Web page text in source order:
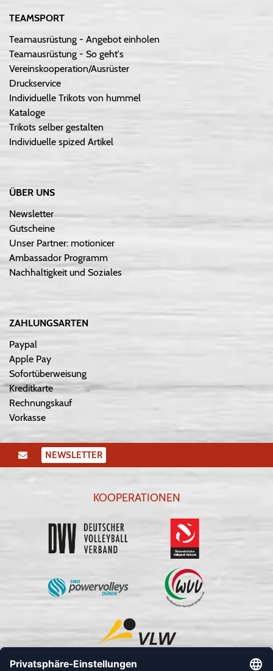
TEAMSPORT
Teamausrüstung - Angebot einholen
Teamausrüstung - So geht's
Vereinskooperation/Ausrüster
Druckservice
Individuelle Trikots von hummel
Kataloge
Trikots selber gestalten
Individuelle spized Artikel
ÜBER UNS
Newsletter
Gutscheine
Unser Partner: motionicer
Ambassador Programm
Nachhaltigkeit und Soziales
ZAHLUNGSARTEN
Paypal
Apple Pay
Sofortüberweisung
Kreditkarte
Rechnungskauf
Vorkasse
NEWSLETTER
KOOPERATIONEN